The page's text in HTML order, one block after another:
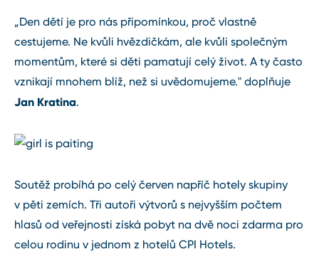
„Den dětí je pro nás připomínkou, proč vlastně
cestujeme. Ne kvůli hvězdičkám, ale kvůli společným
momentům, které si děti pamatují celý život. A ty často
vznikají mnohem blíž, než si uvědomujeme." doplňuje
Jan Kratina.
Soutěž probíhá po celý červen napříč hotely skupiny
v pěti zemích. Tři autoři výtvorů s nejvyšším počtem
hlasů od veřejnosti získá pobyt na dvě noci zdarma pro
celou rodinu v jednom z hotelů CPI Hotels.